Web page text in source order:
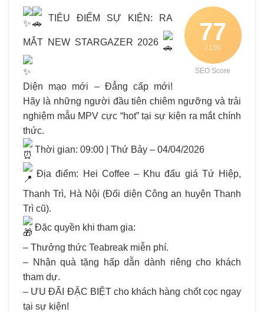
77
/ 100
SEO Score
TIÊU ĐIỂM SỰ KIỆN: RA
MẮT NEW STARGAZER 2026
Diện mạo mới – Đẳng cấp mới!
Hãy là những người đầu tiên chiêm ngưỡng và trải
nghiệm mẫu MPV cực “hot” tại sự kiện ra mắt chính
thức.
Thời gian: 09:00 | Thứ Bảy – 04/04/2026
Địa điểm: Hei Coffee – Khu đấu giá Tứ Hiệp,
Thanh Trì, Hà Nội (Đối diện Công an huyện Thanh
Trì cũ).
Đặc quyền khi tham gia:
– Thưởng thức Teabreak miễn phí.
– Nhận quà tặng hấp dẫn dành riêng cho khách
tham dự.
– ƯU ĐÃI ĐẶC BIỆT cho khách hàng chốt cọc ngay
tại sự kiện!